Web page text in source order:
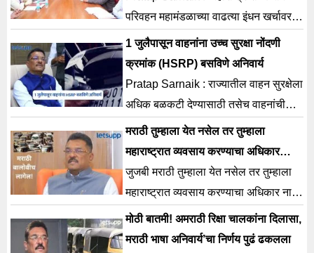
परिवहन महामंडळाच्या वाढत्या इंधन खर्चावर
नियंत्रण मिळवण्यासाठी “ इंधन बचत...
म्हणजेच इंधन निर्मिती
1 जुलैपासून वाहनांना उच्च सुरक्षा नोंदणी
क्रमांक (HSRP) बसविणे अनिवार्य
Pratap Sarnaik : राज्यातील वाहन सुरक्षेला
अधिक बळकटी देण्यासाठी तसेच वाहनांची
ओळख अधिक सुरक्षित आणि पारदर्शक
करण्याच्या उद्देशाने
मराठी तुम्हाला येत नसेल तर तुम्हाला
महाराष्ट्रात व्यवसाय करण्याचा अधिकार
नाही; रिक्षा चालकांबाबात मंत्री सरनाईकांचा
मोठा निर्णय
जुजबी मराठी तुम्हाला येत नसेल तर तुम्हाला
महाराष्ट्रात व्यवसाय करण्याचा अधिकार नाही,
असंही प्रताप सरनाईक म्हणाले.
मोठी बातमी! अमराठी रिक्षा चालकांना दिलासा,
मराठी भाषा अनिवार्य’चा निर्णय पुढं ढकलला